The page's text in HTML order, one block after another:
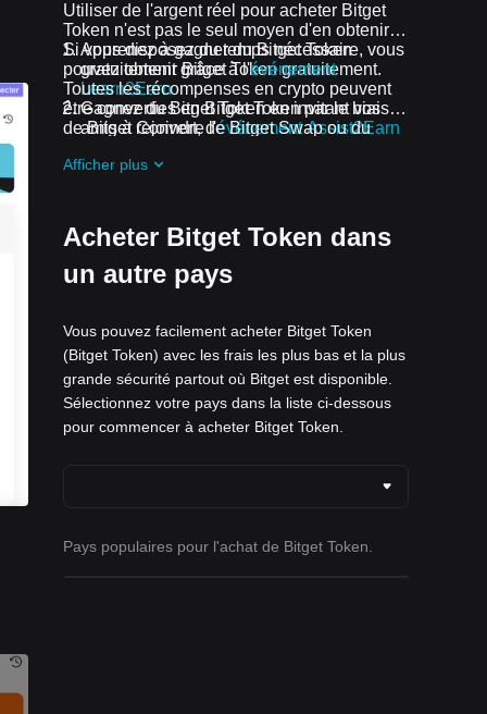
Utiliser de l'argent réel pour acheter Bitget
Token n'est pas le seul moyen d'en obtenir.
Si vous disposez du temps nécessaire, vous
pouvez obtenir Bitget Token gratuitement.
Apprenez à gagner du Bitget Token
gratuitement grâce à l'événement
Learn2Earn
Gagnez du Bitget Token en invitant vos
amis à rejoindre l'événement Assist2Earn
Recevez gratuitement des airdrops de
Toutes les récompenses en crypto peuvent
être converties en Bitget Token par le biais
de Bitget Convert, de Bitget Swap ou du
Afficher plus
Acheter Bitget Token dans
un autre pays
Vous pouvez facilement acheter Bitget Token
(Bitget Token) avec les frais les plus bas et la plus
grande sécurité partout où Bitget est disponible.
Sélectionnez votre pays dans la liste ci-dessous
pour commencer à acheter Bitget Token.
Pays populaires pour l'achat de Bitget Token.